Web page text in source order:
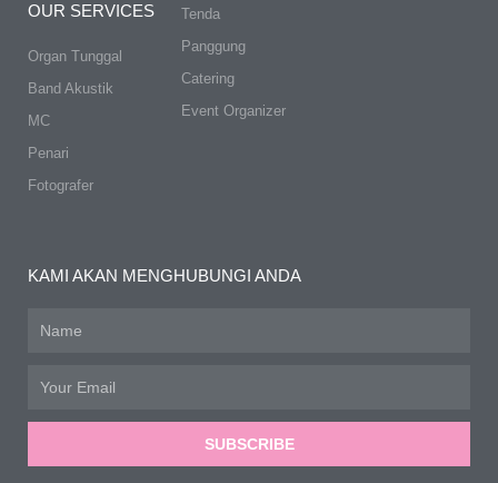
OUR SERVICES
Organ Tunggal
Band Akustik
MC
Penari
Fotografer
Tenda
Panggung
Catering
Event Organizer
KAMI AKAN MENGHUBUNGI ANDA
SUBSCRIBE